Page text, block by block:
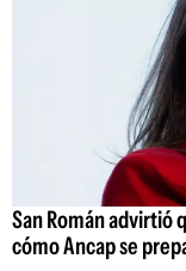
San Román advirtió
cómo Ancap se